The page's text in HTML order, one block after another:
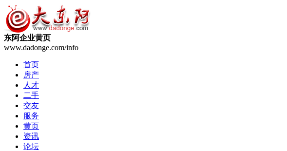
东阿企业黄页
www.dadonge.com/info
首页
房产
人才
二手
交友
服务
黄页
资讯
论坛